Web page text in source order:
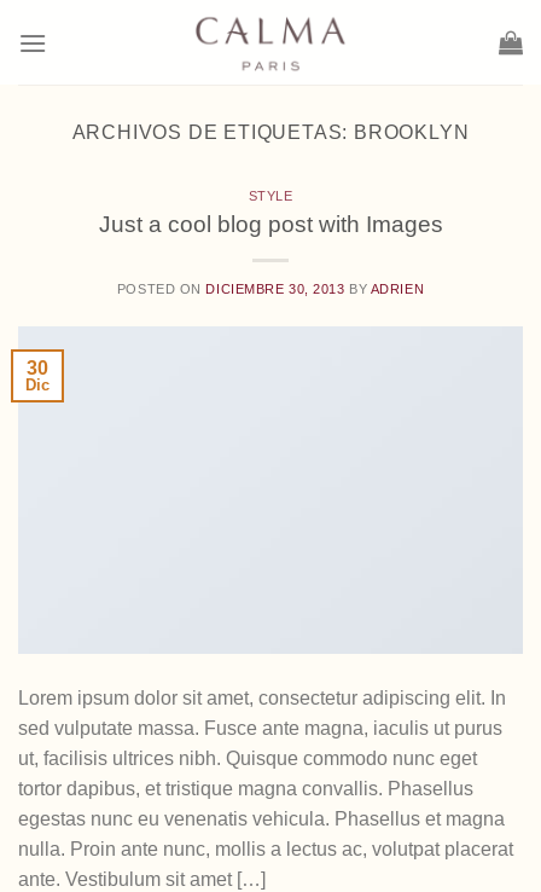
ARCHIVOS DE ETIQUETAS: BROOKLYN
STYLE
Just a cool blog post with Images
POSTED ON DICIEMBRE 30, 2013 BY ADRIEN
30
Dic
Lorem ipsum dolor sit amet, consectetur adipiscing elit. In
sed vulputate massa. Fusce ante magna, iaculis ut purus
ut, facilisis ultrices nibh. Quisque commodo nunc eget
tortor dapibus, et tristique magna convallis. Phasellus
egestas nunc eu venenatis vehicula. Phasellus et magna
nulla. Proin ante nunc, mollis a lectus ac, volutpat placerat
ante. Vestibulum sit amet […]